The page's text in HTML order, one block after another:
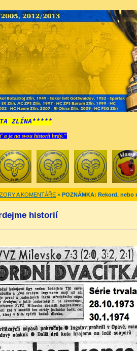
ZLÍNA*****
a je na svou historii hrdý.“
A KOMENTÁŘE » POZNÁMKA: Rekord,
historií